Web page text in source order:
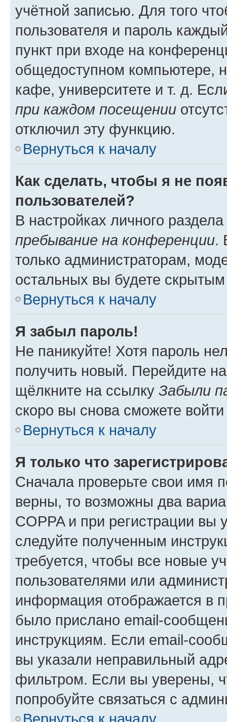
учётной записью. Для того
пользователя и пароль
пункт при входе на
общедоступном компьютере,
кафе, университете и т. д.
при каждом посещении
отключил эту функцию.
Вернуться к началу
Как сделать, чтобы я не
пользователей?
В настройках личного
пребывание на конференции.
только администраторам,
остальных вы будете
Вернуться к началу
Я забыл пароль!
Не паникуйте! Хотя пароль
получить новый. Перейдите
щёлкните на ссылку Забыли
скоро вы снова сможете
Вернуться к началу
Я только что
Сначала проверьте свои имя
верны, то возможны два
COPPA и при регистрации вы
следуйте полученным
требуется, чтобы все новые
пользователями или
информация отображается в
было прислано email-
инструкциям. Если email-
вы указали неправильный
фильтром. Если вы уверены,
попробуйте связаться с
Вернуться к началу